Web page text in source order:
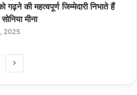
गढ़ने की महत्वपूर्ण जिम्मेदारी निभाते हैं
मीना
2025
Next